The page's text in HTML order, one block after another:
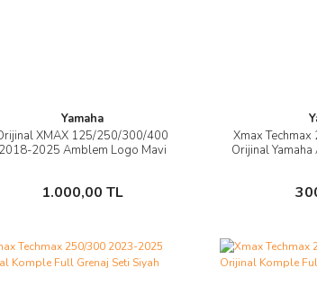
Yamaha
XMAX 125/250/300/400
2025 Amblem Logo Mavi
1.000,00 TL
İncele
Sepete Ekle
Xmax
Orijinal